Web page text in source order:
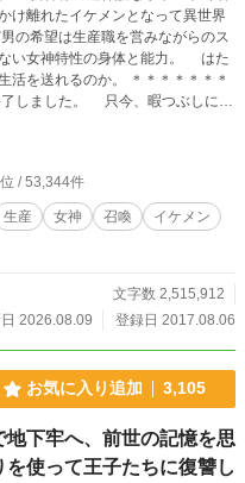
け離れたイケメンとなって異世界
の希望は生産職を営みながらのス
い女神特性の身体と能力。 はた
るのか。 ＊＊＊＊＊＊＊
しました。 只今、暇つぶしに蛇
ます。 お暇でしたらどうぞ。
す。 コミック版一巻〜二巻発売
ます。 ＊＊＊＊＊＊＊＊＊＊＊
位 / 53,344件
生産 女神 召喚
イケメン
文字数 2,515,912
2026.08.09
登録日 2017.08.06
お気に入り追加 3,105
下牢へ、前世の記憶を思
使って王子たちに復讐し